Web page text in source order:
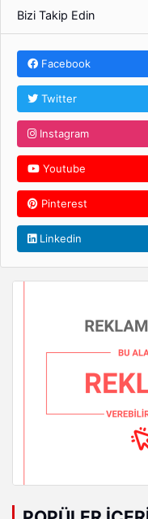
Bizi Takip Edin
Facebook
Twitter
Instagram
Youtube
Pinterest
Linkedin